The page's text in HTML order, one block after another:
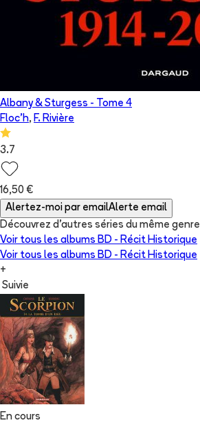
Albany & Sturgess - Tome 4
Floc'h, F. Rivière
3.7
16,50 €
Alertez-moi par emailAlerte email
Découvrez d'autres séries du même genre
Voir tous les albums BD - Récit Historique
Voir tous les albums BD - Récit Historique
+
Suivie
En cours